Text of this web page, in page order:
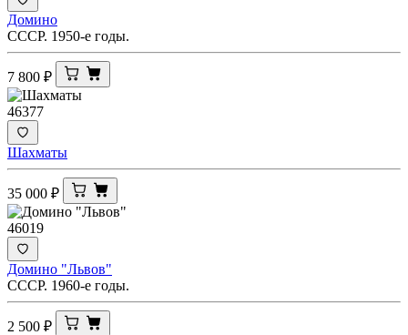
Домино
СССР. 1950-е годы.
7 800 ₽
46377
Шахматы
35 000 ₽
46019
Домино "Львов"
СССР. 1960-е годы.
2 500 ₽